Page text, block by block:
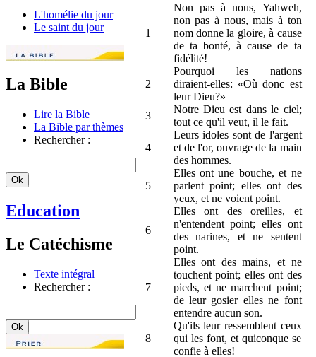
L'homélie du jour
Le saint du jour
La Bible
Lire la Bible
La Bible par thèmes
Rechercher :
Education
Le Catéchisme
Texte intégral
Rechercher :
1
Non pas à nous, Yahweh,
non pas à nous, mais à ton
nom donne la gloire, à cause
de ta bonté, à cause de ta
fidélité!
2
Pourquoi les nations
diraient-elles: «Où donc est
leur Dieu?»
3
Notre Dieu est dans le ciel;
tout ce qu'il veut, il le fait.
4
Leurs idoles sont de l'argent
et de l'or, ouvrage de la main
des hommes.
5
Elles ont une bouche, et ne
parlent point; elles ont des
yeux, et ne voient point.
6
Elles ont des oreilles, et
n'entendent point; elles ont
des narines, et ne sentent
point.
7
Elles ont des mains, et ne
touchent point; elles ont des
pieds, et ne marchent point;
de leur gosier elles ne font
entendre aucun son.
8
Qu'ils leur ressemblent ceux
qui les font, et quiconque se
confie à elles!